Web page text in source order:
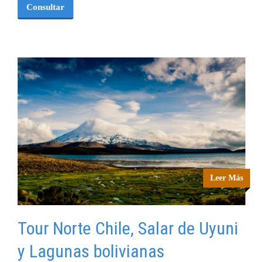
Consultar
Leer Más
Tour Norte Chile, Salar de Uyuni
y Lagunas bolivianas